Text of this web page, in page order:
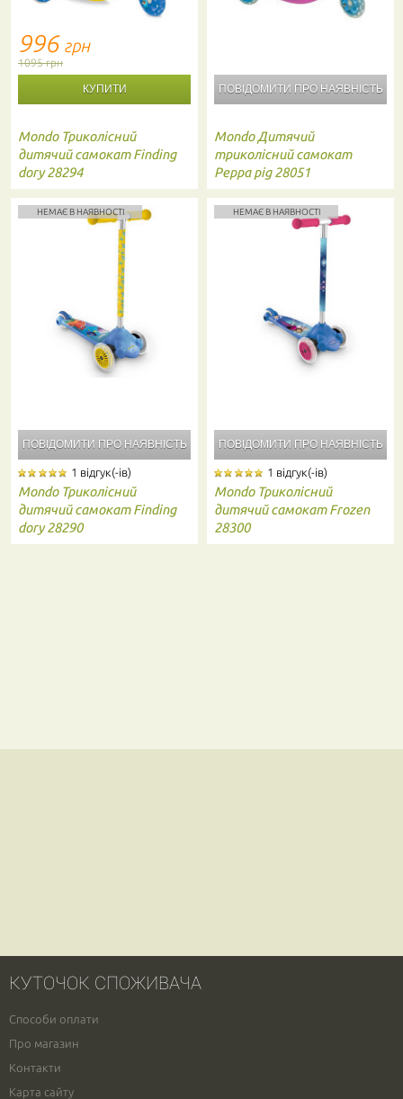
996 грн
1095 грн
Mondo Триколісний
дитячий самокат Finding
dory 28294
ПОВІДОМИТИ ПРО НАЯВНІСТЬ
Mondo Дитячий
триколісний самокат
Peppa pig 28051
НЕМАЄ В НАЯВНОСТІ
ПОВІДОМИТИ ПРО НАЯВНІСТЬ
1 відгук(-ів)
Mondo Триколісний
дитячий самокат Finding
dory 28290
НЕМАЄ В НАЯВНОСТІ
ПОВІДОМИТИ ПРО НАЯВНІСТЬ
1 відгук(-ів)
Mondo Триколісний
дитячий самокат Frozen
28300
КУТОЧОК СПОЖИВАЧА
Способи оплати
Про магазин
Контакти
Карта сайту